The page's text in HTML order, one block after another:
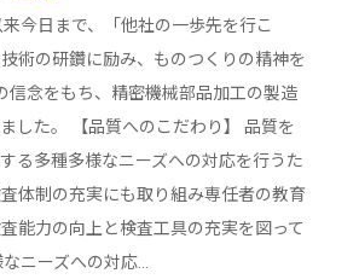
今日まで、「他社の一歩先を行こ
術の研鑽に励み、ものつくりの精神を
信念をもち、精密機械部品加工の製造
した。 【品質へのこだわり】 品質を
る多種多様なニーズへの対応を行うた
体制の充実にも取り組み専任者の教育
能力の向上と検査工具の充実を図って
ニーズへの対応…